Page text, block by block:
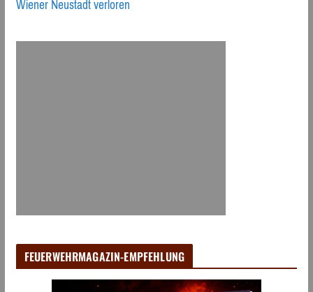
Wiener Neustadt verloren
FEUERWEHRMAGAZIN-EMPFEHLUNG